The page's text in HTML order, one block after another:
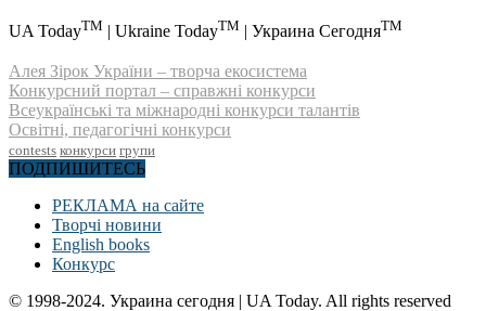
UA TodayTM | Ukraine TodayTM | Украина СегодняTM
Алея Зірок України – творча екосистема
Конкурсний портал – справжні конкурси
Всеукраїнські та міжнародні конкурси талантів
Освітні, педагогічні конкурси
contests конкурси групи
ПОДПИШИТЕСЬ
РЕКЛАМА на сайте
Творчі новини
English books
Конкурс
© 1998-2024. Украина сегодня | UA Today. All rights reserved